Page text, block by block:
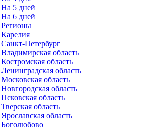
На 5 дней
На 6 дней
Регионы
Карелия
Санкт-Петербург
Владимирская область
Костромская область
Ленинградская область
Московская область
Новгородская область
Псковская область
Тверская область
Ярославская область
Боголюбово